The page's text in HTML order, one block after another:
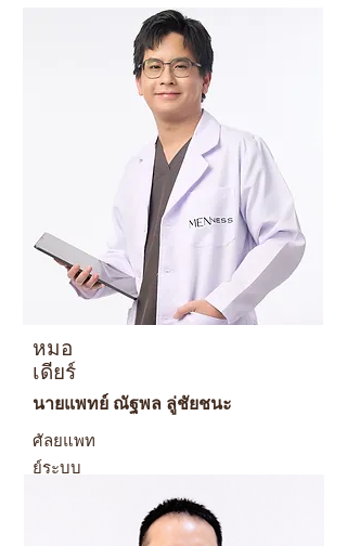
หมอ
เดียร์
นายแพทย์ ณัฐพล ลู่ชัยชนะ
ศัลยแพท
ย์ระบบ